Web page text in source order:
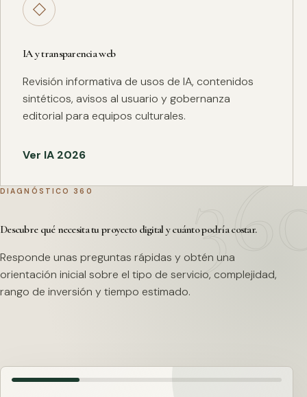
◇
IA y transparencia web
Revisión informativa de usos de IA, contenidos
sintéticos, avisos al usuario y gobernanza
editorial para equipos culturales.
Ver IA 2026
DIAGNÓSTICO 360
Descubre qué necesita tu proyecto digital y cuánto podría costar.
Responde unas preguntas rápidas y obtén una
orientación inicial sobre el tipo de servicio, complejidad,
rango de inversión y tiempo estimado.